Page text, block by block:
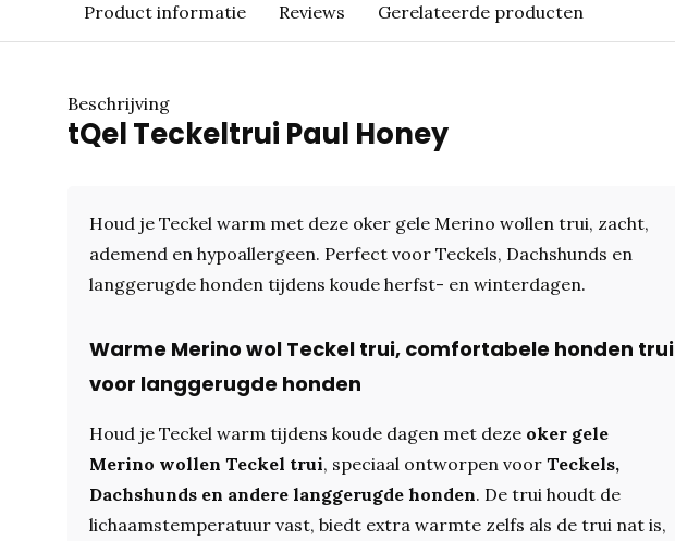
Product informatie Reviews Gerelateerde producten
Beschrijving
tQel Teckeltrui Paul Honey
Houd je Teckel warm met deze oker gele Merino wollen trui, zacht,
ademend en hypoallergeen. Perfect voor Teckels, Dachshunds en
langgerugde honden tijdens koude herfst- en winterdagen.
Warme Merino wol Teckel trui, comfortabele honden trui
voor langgerugde honden
Houd je Teckel warm tijdens koude dagen met deze oker gele
Merino wollen Teckel trui, speciaal ontworpen voor Teckels,
Dachshunds en andere langgerugde honden. De trui houdt de
lichaamstemperatuur vast, biedt extra warmte zelfs als de trui nat is,